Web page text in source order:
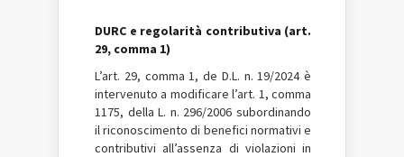
DURC e regolarità contributiva (art.
29, comma 1)
L’art. 29, comma 1, de D.L. n. 19/2024 è
intervenuto a modificare l’art. 1, comma
1175, della L. n. 296/2006 subordinando
il riconoscimento di benefici normativi e
contributivi all’assenza di violazioni in